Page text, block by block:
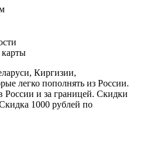
Киргизии,
легко пополнять из России.
России и за границей. Скидки
1000 рублей по